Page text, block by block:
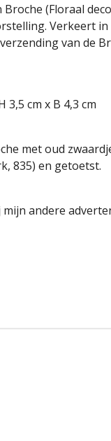
Broche (Floraal
Verkeert in
van de
3,5 cm x B 4,3 cm
met oud
835) en getoetst.
andere